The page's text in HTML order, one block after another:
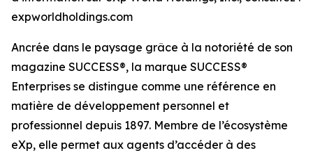
expworldholdings.com
Ancrée dans le paysage grâce à la notoriété de son
magazine SUCCESS®, la marque SUCCESS®
Enterprises se distingue comme une référence en
matière de développement personnel et
professionnel depuis 1897. Membre de l’écosystème
eXp, elle permet aux agents d’accéder à des